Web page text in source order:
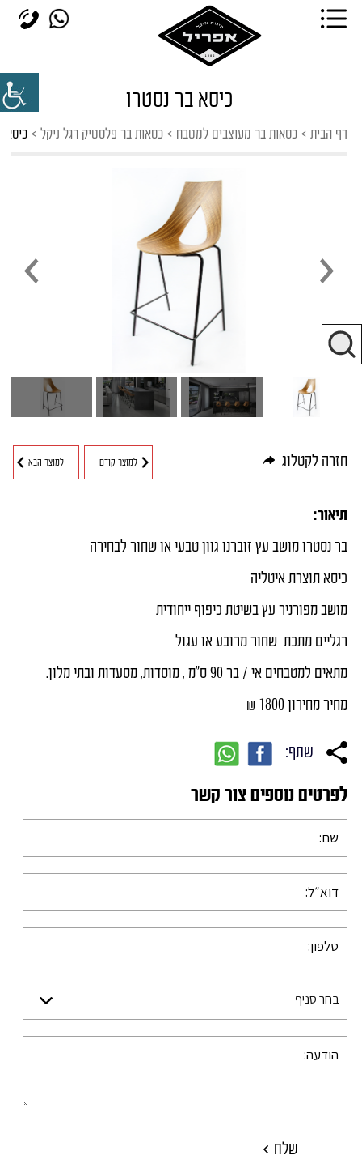
חיפוש מוצרים
כיסא בר נסטרו
דף הבית > כסאות בר מעוצבים למטבח > כסאות בר פלסטיק רגל ניקל > כיסא
תיאור:
בר נסטרו מושב עץ זוברנו גוון טבעי או שחור לבחירה
כיסא תוצרת איטליה
מושב מפורניר עץ בשיטת כיפוף ייחודית
רגליים מתכת שחור מרובע או עגול
מתאים למטבחים אי / בר 90 ס"מ , מוסדות, מסעדות ובתי מלון.
מחיר מחירון 1800 ₪
שתף:
לפרטים נוספים צור קשר
בחר סניף
חזרה לקטלוג למוצר קודם למוצר הבא